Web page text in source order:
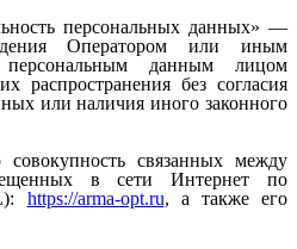
персональных данных» —
Оператором или иным
данным лицом
распространения без согласия
или наличия иного законного
связанных между
в сети Интернет по
https://arma-opt.ru, а также его